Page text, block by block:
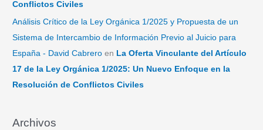
Conflictos Civiles
Análisis Crítico de la Ley Orgánica 1/2025 y Propuesta de un
Sistema de Intercambio de Información Previo al Juicio para
España - David Cabrero en La Oferta Vinculante del Artículo
17 de la Ley Orgánica 1/2025: Un Nuevo Enfoque en la
Resolución de Conflictos Civiles
Archivos